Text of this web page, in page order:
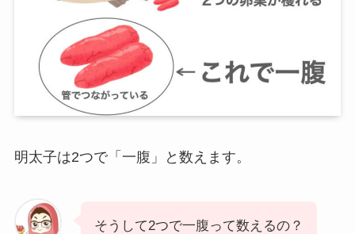
明太子は2つで「一腹」と数えます。
そうして2つで一腹って数えるの？